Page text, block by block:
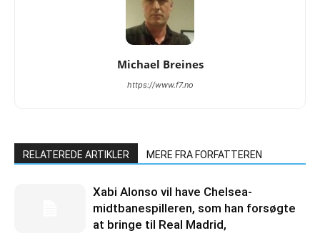
Michael Breines
https://www.f7.no
RELATEREDE ARTIKLER MERE FRA FORFATTEREN
Xabi Alonso vil have Chelsea-
midtbanespilleren, som han forsøgte
at bringe til Real Madrid,